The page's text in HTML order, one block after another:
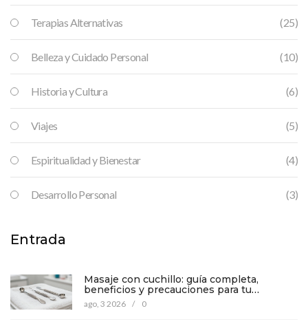
Terapias Alternativas (25)
Belleza y Cuidado Personal (10)
Historia y Cultura (6)
Viajes (5)
Espiritualidad y Bienestar (4)
Desarrollo Personal (3)
Entrada
Masaje con cuchillo: guía completa,
beneficios y precauciones para tu
bienestar
ago, 3 2026 / 0